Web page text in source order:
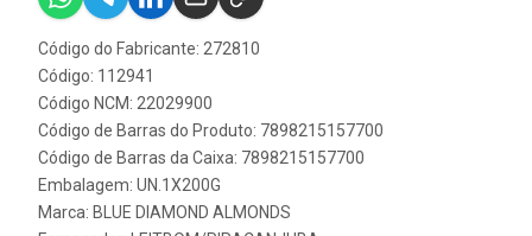
Código do Fabricante: 272810
Código: 112941
Código NCM: 22029900
Código de Barras do Produto: 7898215157700
Código de Barras da Caixa: 7898215157700
Embalagem: UN.1X200G
Marca: BLUE DIAMOND ALMONDS